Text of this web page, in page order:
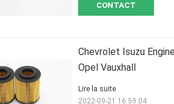
CONTACT
Chevrolet Isuzu
Opel Vauxhall
Lire la suite
2022-09-21 16:59:04